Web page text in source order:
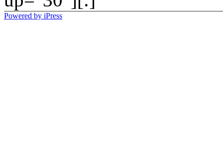
Powered by iPress